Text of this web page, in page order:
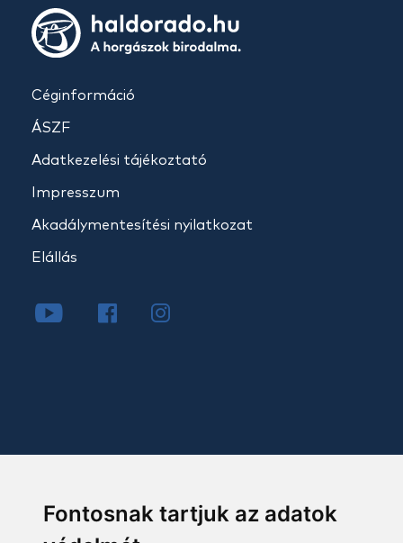
Fontosnak tartjuk az adatok
Céginformáció
ÁSZF
Adatkezelési tájékoztató
Impresszum
Akadálymentesítési nyilatkozat
Elállás